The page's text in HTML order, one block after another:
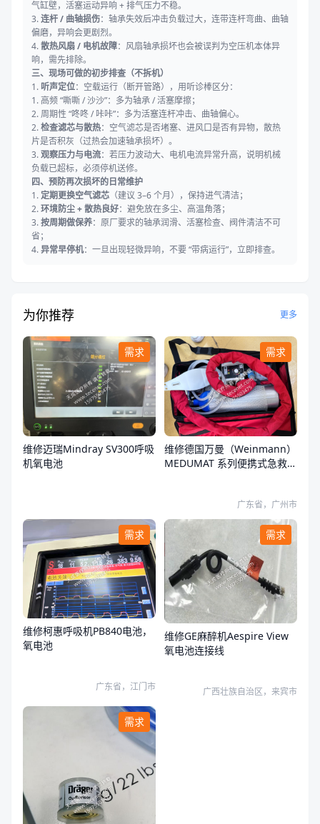
气缸壁，活塞运动异响 + 排气压力不稳。
3.连杆 / 曲轴损伤：轴承失效后冲击负载过大，连带连杆弯曲、曲轴
偏磨，异响会更剧烈。
4.散热风扇 / 电机故障：风扇轴承损坏也会被误判为空压机本体异
响，需先排除。
三、现场可做的初步排查（不拆机）
1. 听声定位：空载运行（断开管路），用听诊棒区分：
1. 高频 “嘶嘶 / 沙沙”：多为轴承 / 活塞摩擦；
2. 周期性 “咚咚 / 咔咔”：多为活塞连杆冲击、曲轴偏心。
2.检查滤芯与散热：空气滤芯是否堵塞、进风口是否有异物，散热
片是否积灰（过热会加速轴承损坏）。
3.观察压力与电流：若压力波动大、电机电流异常升高，说明机械
负载已超标，必须停机送修。
四、预防再次损坏的日常维护
1. 定期更换空气滤芯 （建议 3–6 个月），保持进气清洁；
2.环境防尘 + 散热良好：避免放在多尘、高温角落；
3.按周期做保养：原厂要求的轴承润滑、活塞检查、阀件清洁不可
省；
4.异常早停机：一旦出现轻微异响，不要 “带病运行”，立即排查。
为你推荐 更多
需求
维修迈瑞Mindray SV300呼吸
机氧电池
需求
维修德国万曼（Weinmann）
MEDUMAT 系列便携式急救转
广东省，广州市
需求
维修柯惠呼吸机PB840电池，
氧电池
广东省，江门市
需求
维修GE麻醉机Aespire View
氧电池连接线
广西壮族自治区，来宾市
需求